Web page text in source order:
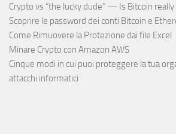
Crypto vs “the lucky dude” — Is Bitcoin really
Scoprire le password dei conti Bitcoin e
Come Rimuovere la Protezione dai file Excel
Minare Crypto con Amazon AWS
Cinque modi in cui puoi proteggere la tua
attacchi informatici